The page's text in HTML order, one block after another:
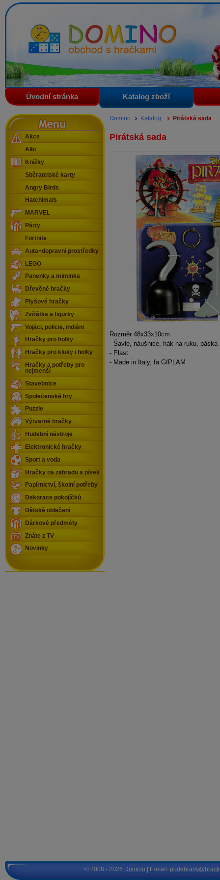
Domino - obchod s hračkami
Úvodní stránka Katalog zboží
Domino Katalog Pirátská sada
Pirátská sada
Rozměr 48x33x10cm
- Šavle, náušnice, hák na ruku, páska
- Plast
- Made in Italy, fa GIPLAM
Menu
Akce
Albi
Knížky
Sběratelské karty
Angry Birds
Hatchimals
MARVEL
Párty
Fortnite
Auta+dopravní prostředky
LEGO
Panenky a miminka
Dřevěné hračky
Plyšové hračky
Zvířátka a figurky
Vojáci, policie, indiáni
Hračky pro holky
Hračky pro kluky i holky
Hračky a potřeby pro
nejmenší
Stavebnice
Společenské hry
Puzzle
Výtvarné hračky
Hudební nástroje
Elektronické hračky
Sport a voda
Hračky na zahradu a písek
Papírnictví, školní potřeby
Dekorace pokojíčků
Dětské oblečení
Dárkové předměty
Znáte z TV
Novinky
© 2008 - 2026 Domino | E-mail: